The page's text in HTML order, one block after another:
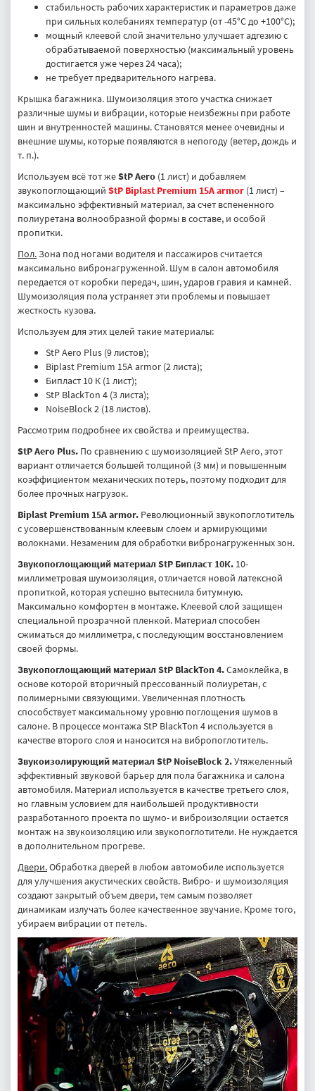
стабильность рабочих характеристик и параметров даже
при сильных колебаниях температур (от -45°C до +100°C);
мощный клеевой слой значительно улучшает адгезию с
обрабатываемой поверхностью (максимальный уровень
достигается уже через 24 часа);
не требует предварительного нагрева.
Крышка багажника. Шумоизоляция этого участка снижает
различные шумы и вибрации, которые неизбежны при работе
шин и внутренностей машины. Становятся менее очевидны и
внешние шумы, которые появляются в непогоду (ветер, дождь и
т. п.).
Используем всё тот жеStP Aero (1 лист) и добавляем
звукопоглощающий StP Biplast Premium 15A armor (1 лист) –
максимально эффективный материал, за счет вспененного
полиуретана волнообразной формы в составе, и особой
пропитки.
Пол.Зона под ногами водителя и пассажиров считается
максимально вибронагруженной. Шум в салон автомобиля
передается от коробки передач, шин, ударов гравия и камней.
Шумоизоляция пола устраняет эти проблемы и повышает
жесткость кузова.
Используем для этих целей такие материалы:
StP Aero Plus (9 листов);
Biplast Premium 15A armor (2 листа);
Бипласт 10 К (1 лист);
StP BlackTon 4 (3 листа);
NoiseBlock 2 (18 листов).
Рассмотрим подробнее их свойства и преимущества.
StP Aero Plus. По сравнению с шумоизоляцией StP Aero, этот
вариант отличается большей толщиной (3 мм) и повышенным
коэффициентом механических потерь, поэтому подходит для
более прочных нагрузок.
Biplast Premium 15A armor. Революционный звукопоглотитель
с усовершенствованным клеевым слоем и армирующими
волокнами. Незаменим для обработки вибронагруженных зон.
Звукопоглощающий материал StP Бипласт 10К. 10-
миллиметровая шумоизоляция, отличается новой латексной
пропиткой, которая успешно вытеснила битумную.
Максимально комфортен в монтаже. Клеевой слой защищен
специальной прозрачной пленкой. Материал способен
сжиматься до миллиметра, с последующим восстановлением
своей формы.
Звукопоглощающий материал StP BlackTon 4.Самоклейка, в
основе которой вторичный прессованный полиуретан, с
полимерными связующими. Увеличенная плотность
способствует максимальному уровню поглощения шумов в
салоне. В процессе монтажа StP BlackTon 4 используется в
качестве второго слоя и наносится на вибропоглотитель.
Звукоизолирующий материал StP NoiseBlock 2.Утяжеленный
эффективный звуковой барьер для пола багажника и салона
автомобиля. Материал используется в качестве третьего слоя,
но главным условием для наибольшей продуктивности
разработанного проекта по шумо- и виброизоляции остается
монтаж на звукоизоляцию или звукопоглотители. Не нуждается
в дополнительном прогреве.
Двери.Обработка дверей в любом автомобиле используется
для улучшения акустических свойств. Вибро- и шумоизоляция
создают закрытый объем двери, тем самым позволяет
динамикам излучать более качественное звучание. Кроме того,
убираем вибрации от петель.